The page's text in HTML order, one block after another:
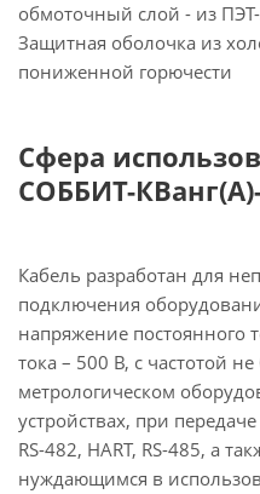
обмоточный слой - из
Защитная оболочка из
пониженной горючести
Сфера
СОББИТ-
Кабель разработан для
подключения
напряжение постоянного
тока – 500 В, с частотой
метрологическом
устройствах, при
RS-482, HART, RS-485, а
нуждающимся в